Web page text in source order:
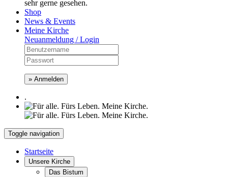
sehr gerne gesehen.
Shop
News & Events
Meine Kirche
Neuanmeldung / Login
» Anmelden
.
Toggle navigation
Startseite
Unsere Kirche
Das Bistum